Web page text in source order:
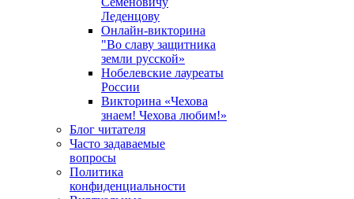
Леденцову
Онлайн-викторина
"Во славу защитника
земли русской»
Нобелевские лауреаты
России
Викторина «Чехова
знаем! Чехова любим!»
Блог читателя
Часто задаваемые
вопросы
Политика
конфиденциальности